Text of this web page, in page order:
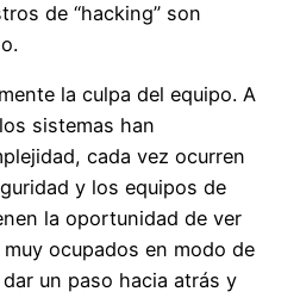
de “hacking” son
la culpa del equipo. A
sistemas han
, cada vez ocurren
y los equipos de
la oportunidad de ver
muy ocupados en modo de
dar un paso hacia atrás y